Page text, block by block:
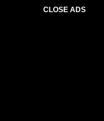
CLOSE ADS